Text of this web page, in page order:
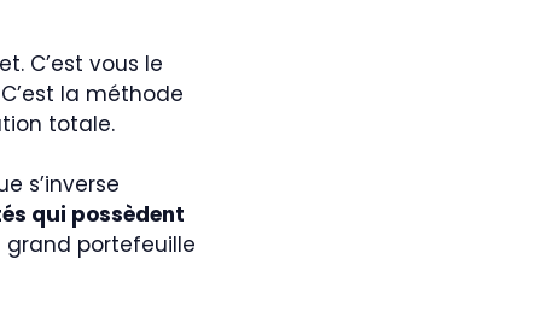
C’est vous le
C’est la méthode
totale.
s’inverse
qui possèdent
grand portefeuille